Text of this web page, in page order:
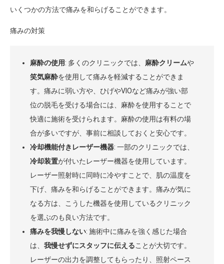
いくつかの方法で痛みを和らげることができます。
痛みの対策
麻酔の使用: 多くのクリニックでは、 麻酔クリームや
笑気麻酔を使用して痛みを軽減することができま
す。痛みに弱い方や、ひげやVIOなど痛みが強い部
位の脱毛を受ける場合には、麻酔を使用することで
快適に施術を受けられます。麻酔の使用は有料の場
合が多いですが、事前に相談しておくと安心です。
冷却機能付きレーザー機器: 一部のクリニックでは、
冷却装置が付いたレーザー機器を使用しています。
レーザー照射時に同時に冷やすことで、肌の温度を
下げ、痛みを和らげることができます。痛みが気に
なる方は、こうした機器を使用しているクリニック
を選ぶのも良い方法です。
痛みを我慢しない: 施術中に痛みを強く感じた場合
は、 我慢せずにスタッフに伝えることが大切です。
レーザーの出力を調整してもらったり、照射ペース